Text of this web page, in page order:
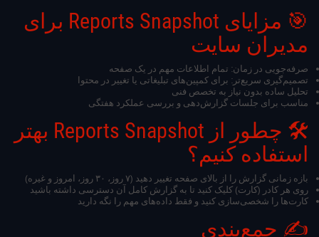
🎯 مزایای Reports Snapshot برای
مدیران سایت
صرفه‌جویی در زمان: تمام اطلاعات مهم در یک صفحه
تصمیم‌گیری سریع‌تر: برای کمپین‌های تبلیغاتی یا تغییر در محتوا
تحلیل ساده بدون نیاز به تخصص فنی
مناسب برای جلسات گزارش‌دهی و بررسی عملکرد هفتگی
🛠️ چطور از Reports Snapshot بهتر
استفاده کنیم؟
بازه زمانی گزارش را از بالای صفحه تغییر دهید (۷ روز، ۳۰ روز، امروز و غیره)
روی هر کادر (کارت) کلیک کنید تا به گزارش کامل آن دسترسی داشته باشید
کارت‌ها را شخصی‌سازی کنید و فقط داده‌های مهم را نگه دارید
✍️ جمع‌بندی